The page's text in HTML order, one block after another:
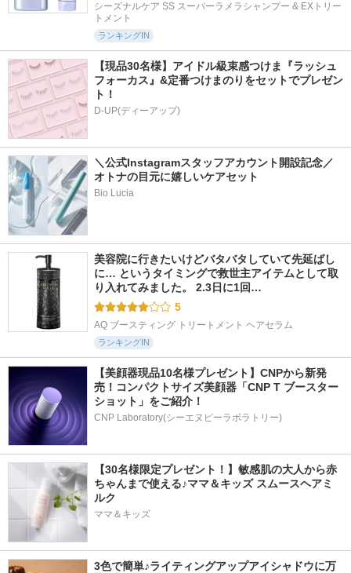
シーズナルケア SS スーパーラメラシャンプー & EXトリー
トメント
ランキングIN
【現品30名様】アイドル級束感つけま『ラッシュ
フォーカス』&定番つけまのりをセットでプレゼン
ト！
D-UP(ディーアップ)
＼公式Instagramスタッフアカウント開設記念／
オトナの目元に嬉しいケアセット
Bio Lucia
美容院に行きたいけどバタバタしていて先延ばし
に… というタイミングで救世主アイテムとして取
り入れてみました。 2.3日に1回…
5
AQ ブースティング トリートメント ヘアセラム
ランキングIN
【美顔器現品10名様プレゼント】CNPから新発
売！コンパクトサイズ美顔器「CNP T ブースター
ショット」をご紹介！
CNP Laboratory(シーエヌピーラボラトリー)
【30名様限定プレゼント！】敏感肌の大人から赤
ちゃんまで使える♪ママ＆キッズ スムースヘアミ
ルク
ママ＆キッズ
3色で簡単♪ライティングアップアイシャドウに万